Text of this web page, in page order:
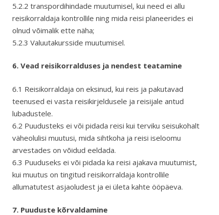
5.2.2 transpordihindade muutumisel, kui need ei allu
reisikorraldaja kontrollile ning mida reisi planeerides ei
olnud võimalik ette näha;
5.2.3 Valuutakursside muutumisel.
6. Vead reisikorralduses ja nendest teatamine
6.1 Reisikorraldaja on eksinud, kui reis ja pakutavad
teenused ei vasta reisikirjeldusele ja reisijale antud
lubadustele.
6.2 Puudusteks ei või pidada reisi kui terviku seisukohalt
väheolulisi muutusi, mida sihtkoha ja reisi iseloomu
arvestades on võidud eeldada.
6.3 Puuduseks ei või pidada ka reisi ajakava muutumist,
kui muutus on tingitud reisikorraldaja kontrollile
allumatutest asjaoludest ja ei ületa kahte ööpäeva.
7. Puuduste kõrvaldamine